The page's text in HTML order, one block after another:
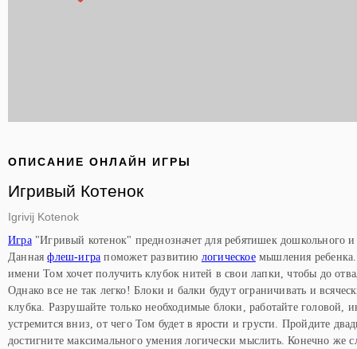
ОПИСАНИЕ ОНЛАЙН ИГРЫ
Игривый Котенок
Igrivij Kotenok
Игра"Игривый котенок" преднозначет для ребятишек дошкольного
Даннаяфлеш-игра поможет развитию логическоемышления
имени Том хочет получить клубок нитей в свои лапки, чтобы до
Однако все не так легко! Блоки и балки будут ограничивать и
клубка. Разрушайте только необходимые блоки, работайте головой,
устремится вниз, от чего Том будет в ярости и грусти. Пройдите
достигните максимального умения логически мыслить. Конечно же